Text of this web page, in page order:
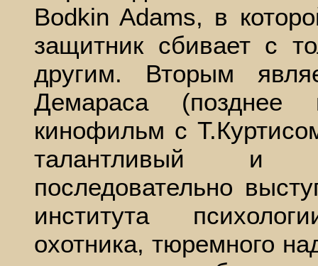
Bodkin Adams, в
защитник сбивает с
другим. Вторым
Демараса (позднее
кинофильм с
талантливый и
последовательно
института
охотника, тюремного